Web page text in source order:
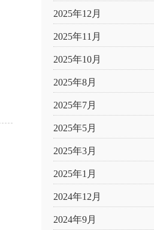
2025年12月
2025年11月
2025年10月
2025年8月
2025年7月
2025年5月
2025年3月
2025年1月
2024年12月
2024年9月